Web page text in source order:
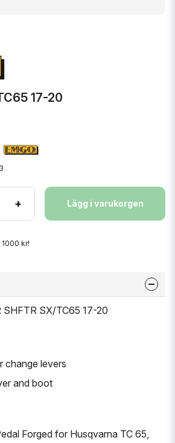
17-20
+ Lägg i varukorgen
kr!
SHFTR SX/TC65 17-20
change levers
and boot
Forged for Husqvarna TC 65,